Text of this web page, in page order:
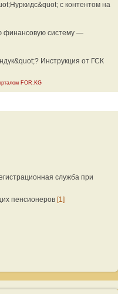
с контентом на
финансовую систему —
Инструкция от ГСК
FOR.KG
служба при
пенсионеров [1]